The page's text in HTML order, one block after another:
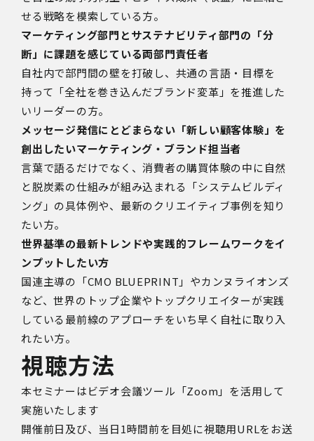
せる戦略を模索している方。
マーケティング部門とサステナビリティ部門の「分
断」に課題を感じている両部門責任者
自社内で部門間の壁を打破し、共通の言語・目標を
持って「全社を巻き込んだブランド変革」を推進した
いリーダーの方。
メッセージ発信にとどまらない「新しい顧客体験」を
創出したいマーケティング・ブランド担当者
言葉で語るだけでなく、消費者の購買体験の中に自然
と脱炭素の仕組みが組み込まれる「システムビルディ
ング」の具体例や、最新のクリエイティブ事例を知り
たい方。
世界基準の最新トレンドや実践的フレームワークをイ
ンプットしたい方
国連主導の「CMO BLUEPRINT」やカンヌライオンズ
など、世界のトップ企業やトップクリエイターが実践
している最前線のアプローチをいち早く自社に取り入
れたい方。
視聴方法
本セミナーはビデオ会議ツール「Zoom」を活用して
実施いたします
開催前日及び、 当日1時間前を目処に視聴用URLをお送